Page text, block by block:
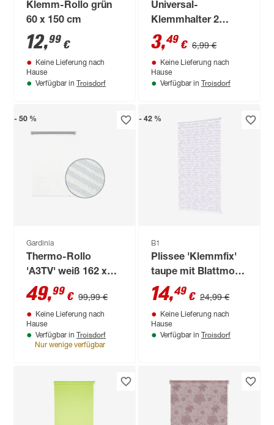
Klemm-Rollo grün
60 x 150 cm
12,99 €
Keine Lieferung nach
Hause
Verfügbar in Troisdorf
Universal-
Klemmhalter 2
Stück
3,49 € 6,99 €
Keine Lieferung nach
Hause
Verfügbar in Troisdorf
- 50 %
Gardinia
Thermo-Rollo
'A3TV' weiß 162 x
180 cm
49,99 € 99,99 €
Keine Lieferung nach
Hause
Verfügbar in Troisdorf
Nur wenige verfügbar
- 42 %
B1
Plissee 'Klemmfix'
taupe mit Blattmotiv
70 x 130 cm
14,49 € 24,99 €
Keine Lieferung nach
Hause
Verfügbar in Troisdorf